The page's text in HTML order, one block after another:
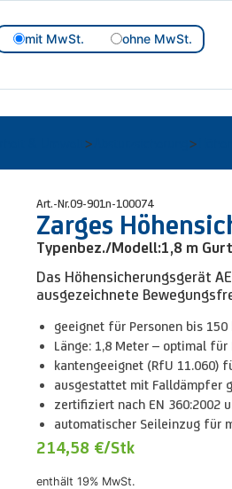
mit MwSt. ohne MwSt.
> >
Art.-Nr.09-901n-100074
Zarges
Typenbez./Modell:1,8 m
Das Höhensicherungsgerät
ausgezeichnete
geeignet für Personen bis
Länge: 1,8 Meter – optimal
kantengeeignet (RfU 11.060)
ausgestattet mit Falldämpfer
zertifiziert nach EN 360:2002
automatischer Seileinzug für
214,58 €/Stk
enthält 19% MwSt.